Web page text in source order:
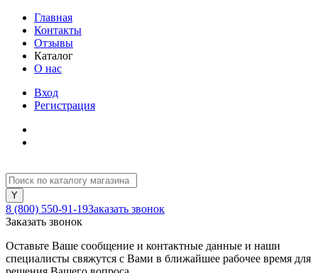
Главная
Контакты
Отзывы
Каталог
О нас
Вход
Регистрация
8 (800) 550-91-19Заказать звонок
Заказать звонок
Оставьте Ваше сообщение и контактные данные и наши
специалисты свяжутся с Вами в ближайшее рабочее время для